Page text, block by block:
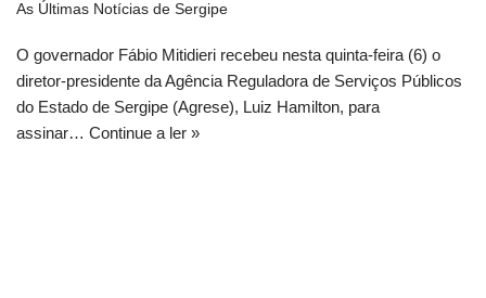
As Últimas Notícias de Sergipe
O governador Fábio Mitidieri recebeu nesta quinta-feira (6) o
diretor-presidente da Agência Reguladora de Serviços Públicos
do Estado de Sergipe (Agrese), Luiz Hamilton, para
assinar… Continue a ler »